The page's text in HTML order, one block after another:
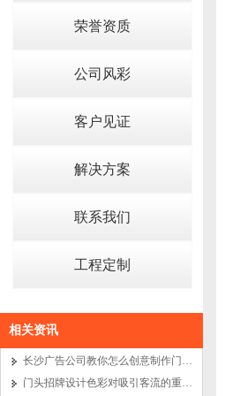
荣誉资质
公司风彩
客户见证
解决方案
联系我们
工程定制
相关资讯
长沙广告公司教你怎么创意制作门头广告招牌
门头招牌设计色彩对吸引客流的重要性有多大